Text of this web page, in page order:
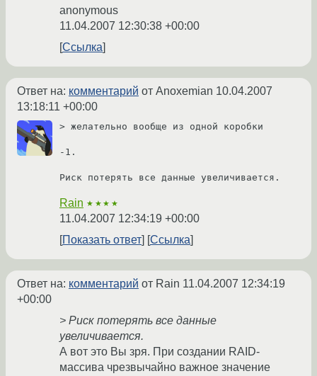
anonymous
11.04.2007 12:30:38 +00:00
Ссылка
Ответ на: комментарий от Anoxemian 10.04.2007
13:18:11 +00:00
> желательно вообще из одной коробки
-1.
Риск потерять все данные увеличивается.
Rain ★★★★
11.04.2007 12:34:19 +00:00
Показать ответ
Ссылка
Ответ на: комментарий от Rain 11.04.2007 12:34:19
+00:00
> Риск потерять все данные
увеличивается.
А вот это Вы зря. При создании RAID-
массива чрезвычайно важное значение